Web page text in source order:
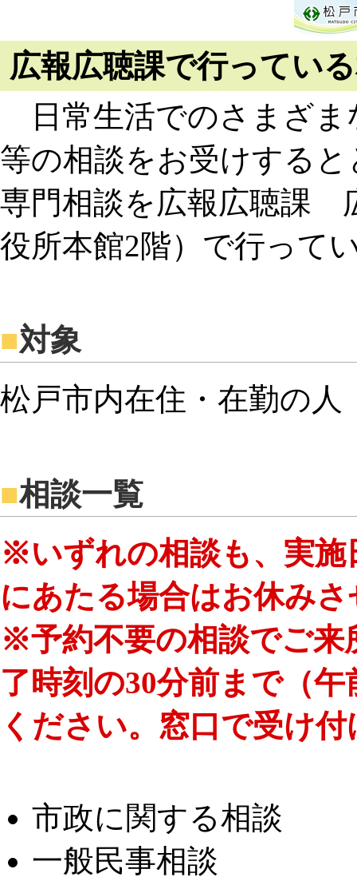
広報広聴課で行ってい
日常生活でのさまざま
等の相談をお受けする
専門相談を広報広聴課
役所本館2階）で行って
■対象
松戸市内在住・在勤の人
■相談一覧
※いずれの相談も、実施
にあたる場合はお休み
※予約不要の相談でご来
了時刻の30分前まで（
ください。窓口で受け
市政に関する相談
一般民事相談